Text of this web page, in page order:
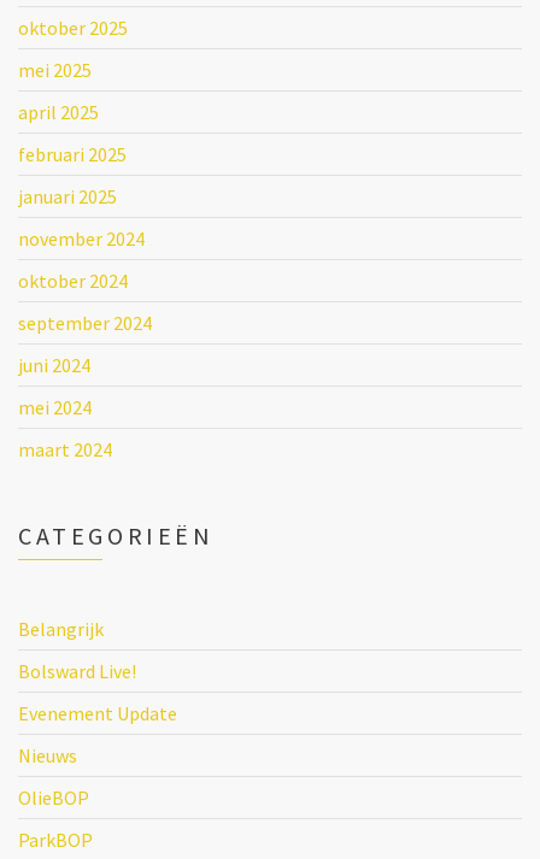
oktober 2025
mei 2025
april 2025
februari 2025
januari 2025
november 2024
oktober 2024
september 2024
juni 2024
mei 2024
maart 2024
CATEGORIEËN
Belangrijk
Bolsward Live!
Evenement Update
Nieuws
OlieBOP
ParkBOP